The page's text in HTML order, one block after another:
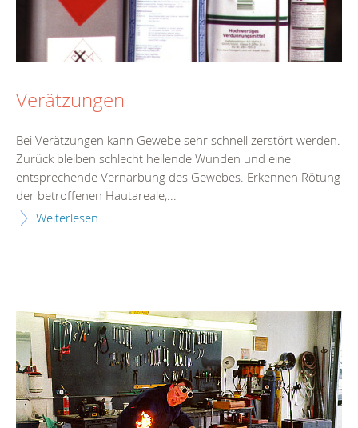
Verätzungen
Bei Verätzungen kann Gewebe sehr schnell zerstört werden.
Zurück bleiben schlecht heilende Wunden und eine
entsprechende Vernarbung des Gewebes. Erkennen Rötung
der betroffenen Hautareale,...
Weiterlesen